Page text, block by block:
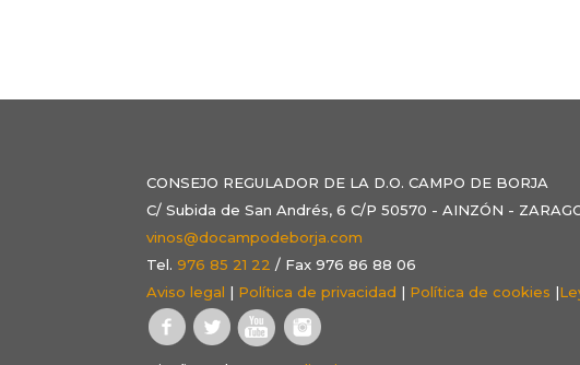
CONSEJO REGULADOR DE LA D.O. CAMPO DE BORJA
C/ Subida de San Andrés, 6 C/P 50570 - AINZÓN -
vinos@docampodeborja.com
Tel.976 85 21 22 / Fax 976 86 88 06
Aviso legal | Política de privacidad | Política de cookies |